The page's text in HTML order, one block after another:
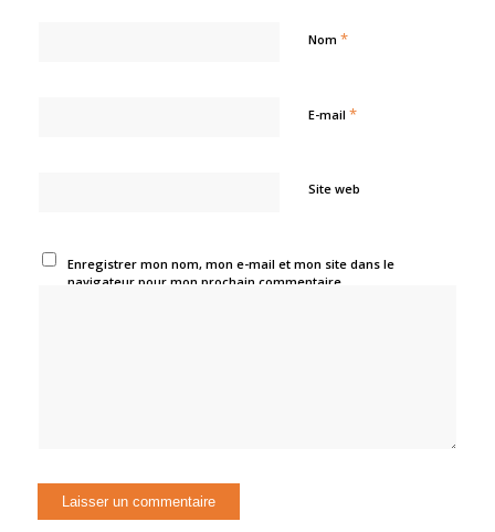
Nom *
E-mail *
Site web
Enregistrer mon nom, mon e-mail et mon site dans le
navigateur pour mon prochain commentaire.